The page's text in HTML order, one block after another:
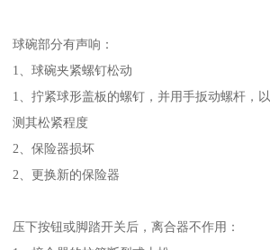
球碗部分有声响：
1、球碗夹紧螺钉松动
1、拧紧球形盖板的螺钉，并用手扳动螺杆，以
测其松紧程度
2、保险器损坏
2、更换新的保险器
压下按钮或脚踏开关后，离合器不作用：